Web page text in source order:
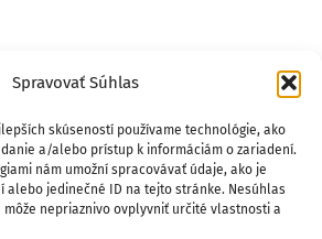
Spravovať Súhlas
skúseností používame technológie, ako
a/alebo prístup k informáciám o zariadení.
nám umožní spracovávať údaje, ako je
jedinečné ID na tejto stránke. Nesúhlas
nepriaznivo ovplyvniť určité vlastnosti a